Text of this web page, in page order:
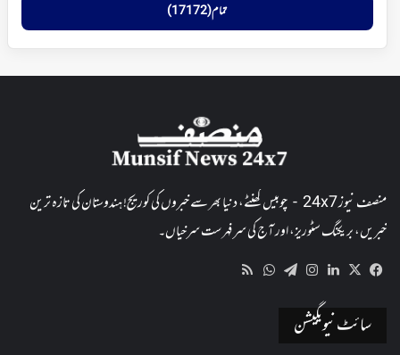
تمام (17172)
منصف نیوز 24x7 - چوبیس گھنٹے، دنیا بھر سے خبروں کی کوریج! ہندوستان کی تازہ ترین
خبریں، بریکنگ سٹوریز، اور آج کی سرفہرست سرخیاں۔
Facebook
X
LinkedIn
Instagram
Telegram
WhatsApp
سائٹ نیویگیشن